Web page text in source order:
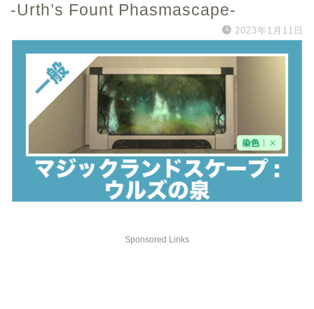
-Urth’s Fount Phasmascape-
2023年1月11日
Sponsored Links